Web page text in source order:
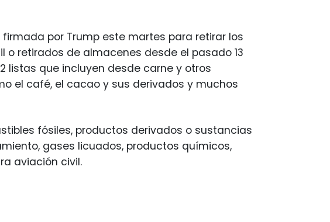
por Trump este martes para retirar los
retirados de almacenes desde el pasado 13
listas que incluyen desde carne y otros
el café, el cacao y sus derivados y muchos
fósiles, productos derivados o sustancias
gases licuados, productos químicos,
aviación civil.